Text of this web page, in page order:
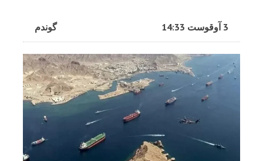
گوندم 3 آوقوست 14:33